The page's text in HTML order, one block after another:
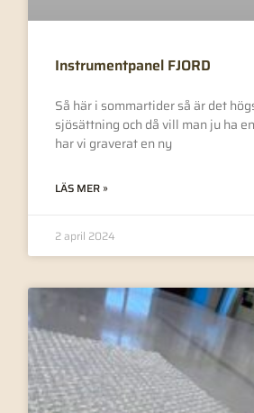
Instrumentpanel FJORD
Så här i sommartider så är det
sjösättning och då vill man ju ha
har vi graverat en ny
LÄS MER »
2 april 2024